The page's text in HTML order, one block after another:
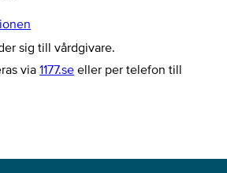
sig till vårdgivare.
via1177.se eller per telefon till